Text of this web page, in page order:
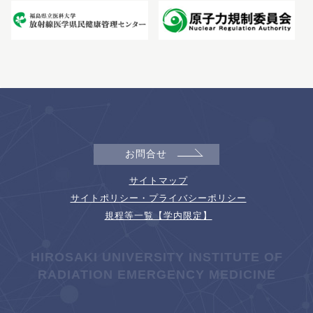
お問合せ
サイトマップ
サイトポリシー・プライバシーポリシー
規程等一覧【学内限定】
HIROSAKI UNIVERSITY INSTITUTE OF
RADIATION EMERGENCY MEDICINE